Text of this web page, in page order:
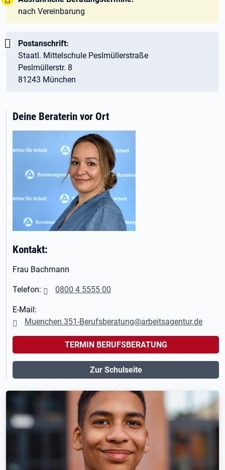
nach Vereinbarung
Wichtig:
Postanschrift:
Staatl. Mittelschule Peslmüllerstraße
Peslmüllerstr. 8
81243 München
Deine Beraterin vor Ort
Kontakt:
Frau Bachmann
Telefon: 0800 4 5555 00
E-Mail:
Muenchen.351-Berufsberatung@arbeitsagentur.de
TERMIN BERUFSBERATUNG
Zur Schulseite